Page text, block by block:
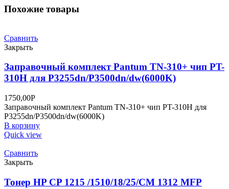
Похожие товары
Сравнить
Закрыть
Заправочный комплект Pantum TN-310+ чип PT-
310H для P3255dn/P3500dn/dw(6000K)
1750,00Р
Заправочный комплект Pantum TN-310+ чип PT-310H для
P3255dn/P3500dn/dw(6000K)
В корзину
Quick view
Сравнить
Закрыть
Тонер HP CP 1215 /1510/18/25/CM 1312 MFP